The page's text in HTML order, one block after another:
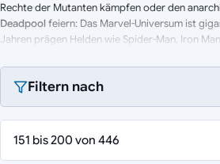
Rechte der Mutanten kämpfen oder den
Deadpoolfeiern: Das Marvel-Universum ist
Jahren prägen Helden wie Spider-Man, Iron
Wars" Sammlung zu starten – von der
limitierten Sammlerstück.
Highlights aus dem House of Ideas:
Filtern nach
151 bis 200 von 446